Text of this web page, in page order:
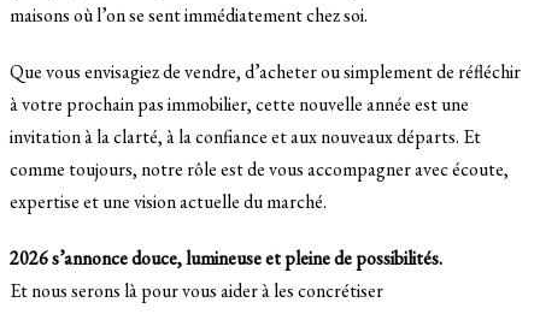
maisons où l’on se sent immédiatement chez soi.
Que vous envisagiez de vendre, d’acheter ou simplement de réfléchir
à votre prochain pas immobilier, cette nouvelle année est une
invitation à la clarté, à la confiance et aux nouveaux départs. Et
comme toujours, notre rôle est de vous accompagner avec écoute,
expertise et une vision actuelle du marché.
2026 s’annonce douce, lumineuse et pleine de possibilités.
Et nous serons là pour vous aider à les concrétiser